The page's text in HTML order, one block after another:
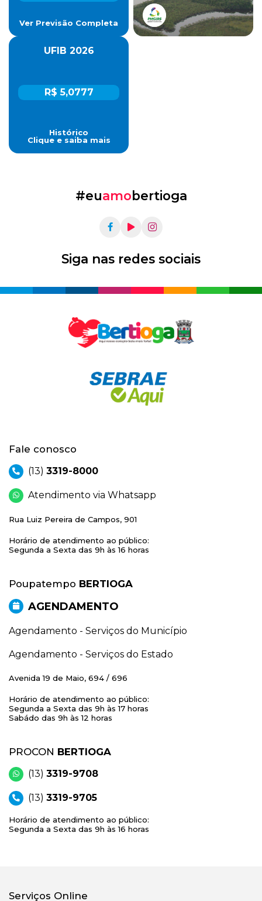
Ver Previsão Completa
UFIB 2026
R$ 5,0777
Histórico
Clique e saiba mais
#euamobertioga
Siga nas redes sociais
Fale conosco
(13) 3319-8000
Atendimento via Whatsapp
Rua Luiz Pereira de Campos, 901
Horário de atendimento ao público:
Segunda a Sexta das 9h às 16 horas
Poupatempo BERTIOGA
AGENDAMENTO
Agendamento - Serviços do Município
Agendamento - Serviços do Estado
Avenida 19 de Maio, 694 / 696
Horário de atendimento ao público:
Segunda a Sexta das 9h às 17 horas
Sabádo das 9h às 12 horas
PROCON BERTIOGA
(13) 3319-9708
(13) 3319-9705
Horário de atendimento ao público:
Segunda a Sexta das 9h às 16 horas
Serviços Online